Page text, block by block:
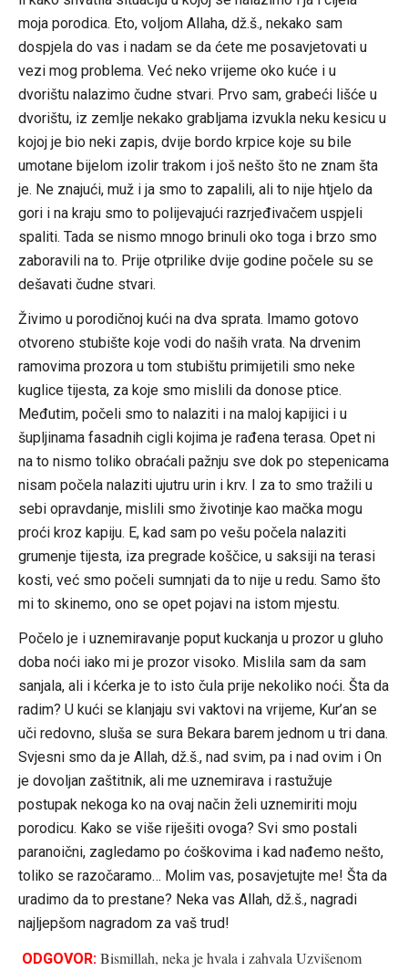
moja porodica. Eto, voljom Allaha, dž.š., nekako sam
dospjela do vas i nadam se da ćete me posavjetovati u
vezi mog problema. Već neko vrijeme oko kuće i u
dvorištu nalazimo čudne stvari. Prvo sam, grabeći lišće u
dvorištu, iz zemlje nekako grabljama izvukla neku kesicu u
kojoj je bio neki zapis, dvije bordo krpice koje su bile
umotane bijelom izolir trakom i još nešto što ne znam šta
je. Ne znajući, muž i ja smo to zapalili, ali to nije htjelo da
gori i na kraju smo to polijevajući razrjeđivačem uspjeli
spaliti. Tada se nismo mnogo brinuli oko toga i brzo smo
zaboravili na to. Prije otprilike dvije godine počele su se
dešavati čudne stvari.
Živimo u porodičnoj kući na dva sprata. Imamo gotovo
otvoreno stubište koje vodi do naših vrata. Na drvenim
ramovima prozora u tom stubištu primijetili smo neke
kuglice tijesta, za koje smo mislili da donose ptice.
Međutim, počeli smo to nalaziti i na maloj kapijici i u
šupljinama fasadnih cigli kojima je rađena terasa. Opet ni
na to nismo toliko obraćali pažnju sve dok po stepenicama
nisam počela nalaziti ujutru urin i krv. I za to smo tražili u
sebi opravdanje, mislili smo životinje kao mačka mogu
proći kroz kapiju. E, kad sam po vešu počela nalaziti
grumenje tijesta, iza pregrade koščice, u saksiji na terasi
kosti, već smo počeli sumnjati da to nije u redu. Samo što
mi to skinemo, ono se opet pojavi na istom mjestu.
Počelo je i uznemiravanje poput kuckanja u prozor u gluho
doba noći iako mi je prozor visoko. Mislila sam da sam
sanjala, ali i kćerka je to isto čula prije nekoliko noći. Šta da
radim? U kući se klanjaju svi vaktovi na vrijeme, Kur’an se
uči redovno, sluša se sura Bekara barem jednom u tri dana.
Svjesni smo da je Allah, dž.š., nad svim, pa i nad ovim i On
je dovoljan zaštitnik, ali me uznemirava i rastužuje
postupak nekoga ko na ovaj način želi uznemiriti moju
porodicu. Kako se više riješiti ovoga? Svi smo postali
paranoični, zagledamo po ćoškovima i kad nađemo nešto,
toliko se razočaramo… Molim vas, posavjetujte me! Šta da
uradimo da to prestane? Neka vas Allah, dž.š., nagradi
najljepšom nagradom za vaš trud!
ODGOVOR: Bismillah, neka je hvala i zahvala Uzvišenom